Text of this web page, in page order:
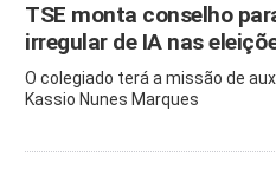
TSE monta conselho
irregular de IA nas
O colegiado terá a missão de
Kassio Nunes Marques